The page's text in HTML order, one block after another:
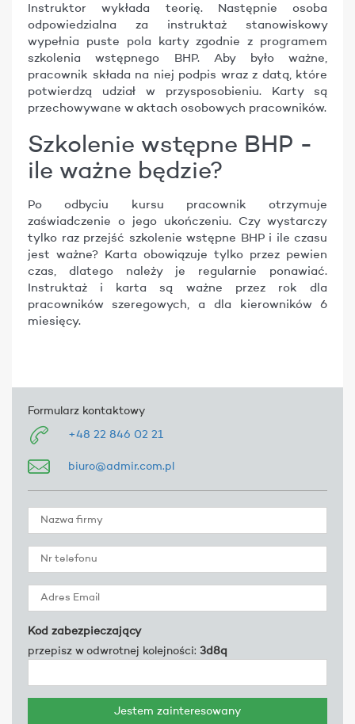
Instruktor wykłada teorię. Następnie osoba
odpowiedzialna za instruktaż stanowiskowy
wypełnia puste pola karty zgodnie z programem
szkolenia wstępnego BHP. Aby było ważne,
pracownik składa na niej podpis wraz z datą, które
potwierdzą udział w przysposobieniu. Karty są
przechowywane w aktach osobowych pracowników.
Szkolenie wstępne BHP -
ile ważne będzie?
Po odbyciu kursu pracownik otrzymuje
zaświadczenie o jego ukończeniu. Czy wystarczy
tylko raz przejść szkolenie wstępne BHP i ile czasu
jest ważne? Karta obowiązuje tylko przez pewien
czas, dlatego należy je regularnie ponawiać.
Instruktaż i karta są ważne przez rok dla
pracowników szeregowych, a dla kierowników 6
miesięcy.
Formularz kontaktowy
+48 22 846 02 21
biuro@admir.com.pl
Kod zabezpieczający
przepisz w odwrotnej kolejności: 3d8q